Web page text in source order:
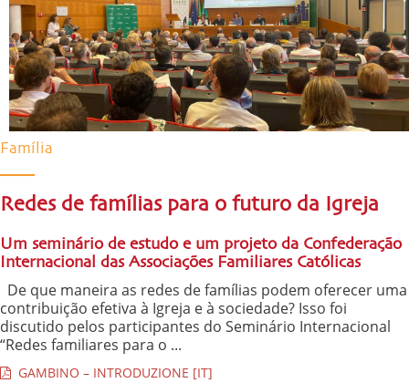
Família
Redes de famílias para o futuro da Igreja
Um seminário de estudo e um projeto da Confederação
Internacional das Associações Familiares Católicas
De que maneira as redes de famílias podem oferecer uma
contribuição efetiva à Igreja e à sociedade? Isso foi
discutido pelos participantes do Seminário Internacional
“Redes familiares para o ...
GAMBINO – INTRODUZIONE [IT]